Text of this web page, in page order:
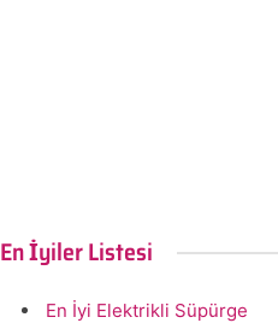
En İyiler Listesi
En İyi Elektrikli Süpürge